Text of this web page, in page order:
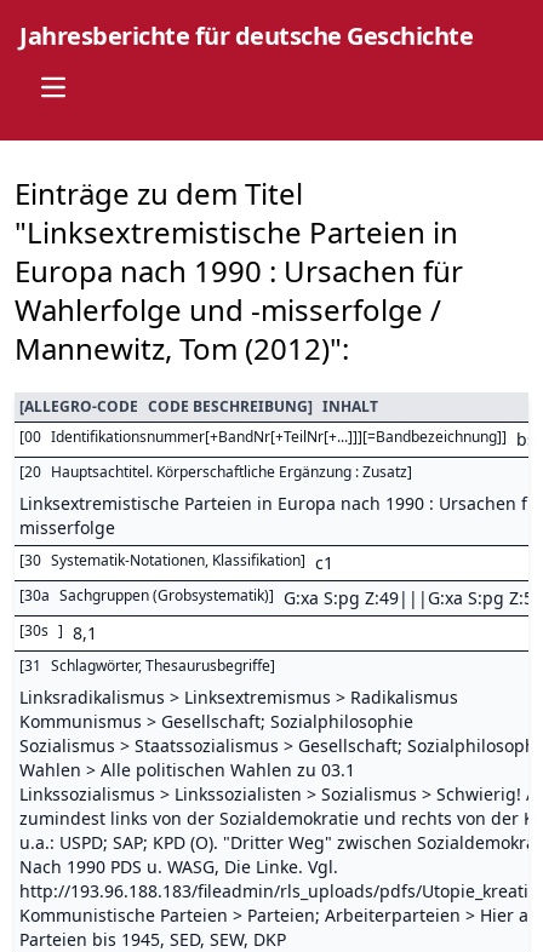
Jahresberichte für deutsche Geschichte
Open main menu
Einträge zu dem Titel
"Linksextremistische Parteien in
Europa nach 1990 : Ursachen für
Wahlerfolge und -misserfolge /
Mannewitz, Tom (2012)":
[ALLEGRO-CODE CODE BESCHREIBUNG] INHALT
[00 Identifikationsnummer[+BandNr[+TeilNr[+...]]][=Bandbezeichnung]]
[20 Hauptsachtitel. Körperschaftliche Ergänzung : Zusatz]
Linksextremistische Parteien in Europa nach 1990 : Ursachen
misserfolge
[30 Systematik-Notationen, Klassifikation] c1
[30a Sachgruppen (Grobsystematik)] G:xa S:pg Z:49|||G:xa S:pg Z:51
[30s ] 8,1
[31 Schlagwörter, Thesaurusbegriffe]
Linksradikalismus > Linksextremismus > Radikalismus
Kommunismus > Gesellschaft; Sozialphilosophie
Sozialismus > Staatssozialismus > Gesellschaft;
Wahlen > Alle politischen Wahlen zu 03.1
Linkssozialismus > Linkssozialisten > Sozialismus > Schwierig!
zumindest links von der Sozialdemokratie und rechts von der
u.a.: USPD; SAP; KPD (O). "Dritter Weg" zwischen
Nach 1990 PDS u. WASG, Die Linke. Vgl.
http://193.96.188.183/fileadmin/rls_uploads/pdfs/
Kommunistische Parteien > Parteien; Arbeiterparteien > Hier
Parteien bis 1945, SED, SEW, DKP